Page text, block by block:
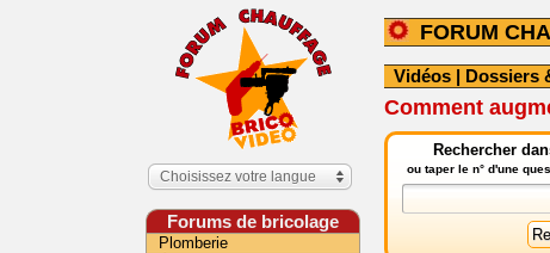
FORUM
Vidéos | Dossiers
Comment
Rechercher
ou taper le n° d'une
Choisissez votre langue
Forums de bricolage
Plomberie